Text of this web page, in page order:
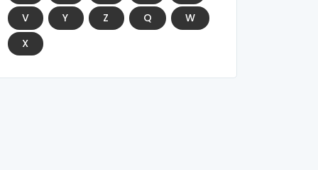
V
Y Z Q
W
X